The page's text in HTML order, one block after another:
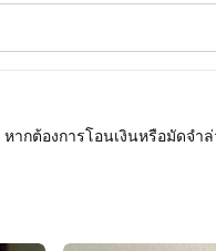
ากต้องการโอนเงินหรือมัดจำ